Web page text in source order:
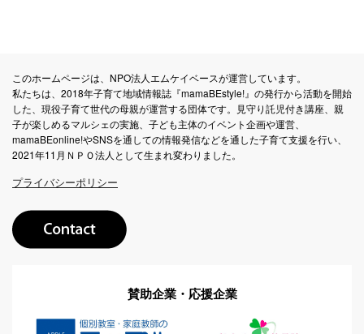
このホームページは、NPO法人エムケイベースが運営しています。
私たちは、2018年子育て地域情報誌『mamaBEstyle!』の発行から活動を開始
した、現役子育て世代の母親が運営する団体です。見守り託児付き講座、親
子が楽しめるマルシェの実施、子ども主体のイベント企画や運営、
mamaBEonline!やSNSを通しての情報発信などを通した子育て支援を行い、
2021年11月ＮＰＯ法人として生まれ変わりました。
プライバシーポリシー
賛助企業・応援企業